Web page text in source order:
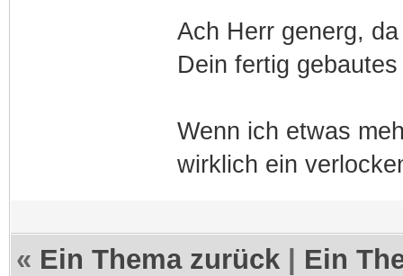
Ach Herr generg,
Dein fertig
Wenn ich etwas
wirklich ein
« Ein Thema zurück Ein